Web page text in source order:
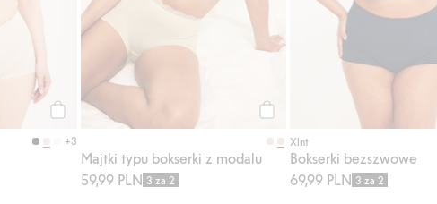
+3
Majtki typu bokserki z modalu
59,99 PLN 3 za 2
Xlnt
Bokserki bezszwowe
69,99 PLN 3 za 2